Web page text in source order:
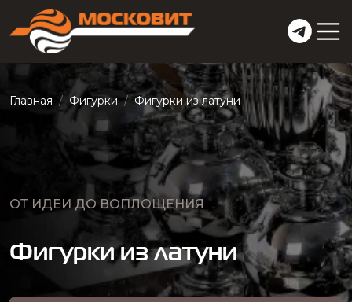
Главная Фигурки Фигурки из латуни
ОТ ИДЕИ ДО ВОПЛОЩЕНИЯ
Фигурки из латуни